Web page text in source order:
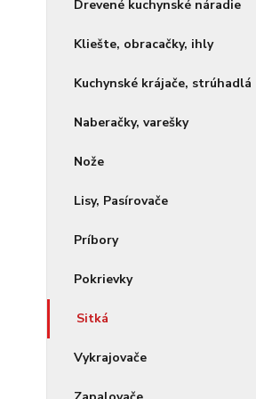
Drevené kuchynské náradie
Kliešte, obracačky, ihly
Kuchynské krájače, strúhadlá
Naberačky, varešky
Nože
Lisy, Pasírovače
Príbory
Pokrievky
Sitká
Vykrajovače